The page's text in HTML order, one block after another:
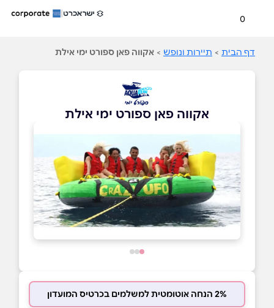
0
דף הבית > תיירות ונופש > אקווה פאן ספורט ימי אילת
אקווה פאן ספורט ימי אילת
2% הנחה אוטומטית למשלמים בכרטיס המועדון